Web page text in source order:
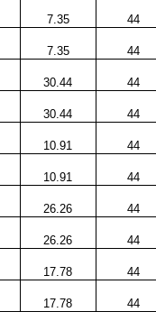
7.35 44
7.35 44
30.44 44
30.44 44
10.91 44
10.91 44
26.26 44
26.26 44
17.78 44
17.78 44